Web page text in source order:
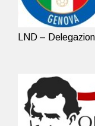
LND –